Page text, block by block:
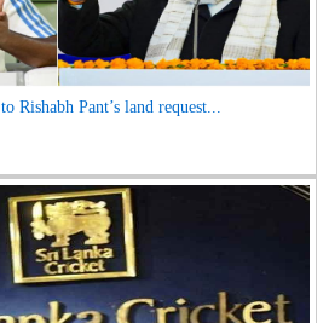
Rishabh Pant’s land request...